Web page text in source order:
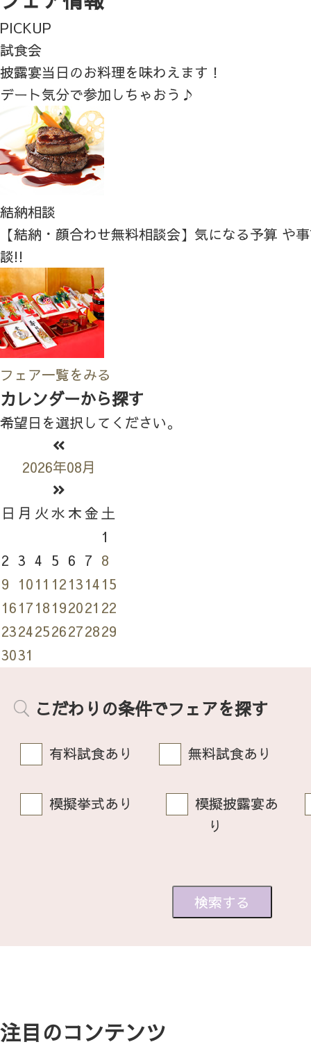
PICKUP
試食会
披露宴当日のお料理を味わえます！
デート気分で参加しちゃおう♪
結納相談
【結納・顔合わせ無料相談会】気になる予算 や
談!!
フェア一覧をみる
カレンダーから探す
希望日を選択してください。
2026年08月
日 月 火水 木金 土
1
2 3 4 5 6 7 8
9 1011 12131415
161718192021 22
23242526272829
3031
こだわりの条件でフェアを探す
有料試食あり 無料試食あり
模擬挙式あり
模擬披露宴あ
り
注目のコンテンツ